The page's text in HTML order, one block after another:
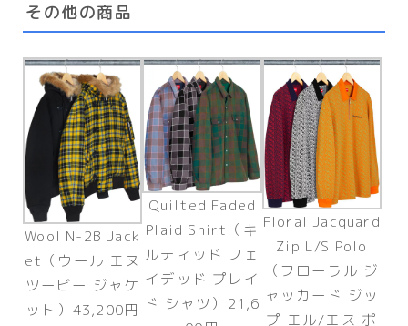
その他の商品
Wool N-2B Jack
et（ウール エヌ
ツービー ジャケ
ット）43,200円
Quilted Faded
Plaid Shirt（キ
ルティッド フェ
イデッド プレイ
ド シャツ）21,6
Floral Jacquard
Zip L/S Polo
（フローラル ジ
ャッカード ジッ
プ エル/エス ポ